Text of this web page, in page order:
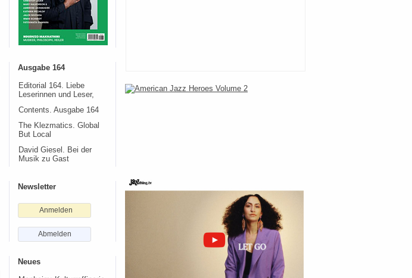
Ausgabe 164
Editorial 164. Liebe
Leserinnen und Leser,
Contents. Ausgabe 164
The Klezmatics. Global
But Local
David Giesel. Bei der
Musik zu Gast
Newsletter
Anmelden
Abmelden
Neues